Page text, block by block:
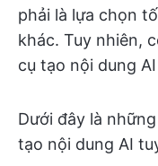
phải là lựa chọn
khác. Tuy nhiên,
cụ tạo nội dung
Dưới đây là
tạo nội dung AI